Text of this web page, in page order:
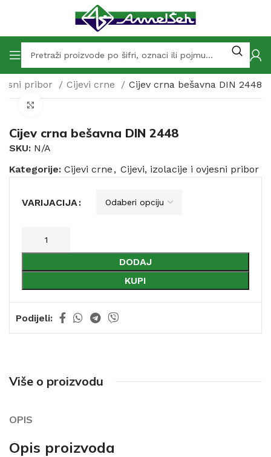
pribor Cijevi crne Cijev crna bešavna DIN 2448
Cijev crna bešavna DIN 2448
SKU: N/A
Kategorije: Cijevi crne , Cijevi, izolacije i ovjesni pribor
VARIJACIJA
DODAJ
KUPI
Podijeli:
Više o proizvodu
OPIS
Opis proizvoda